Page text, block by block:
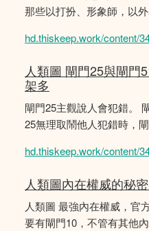
那些以打扮、形象師，以
hd.thiskeep.work/content/
人類圖 閘門25與閘門
架多
閘門25主觀說人會犯錯。
25無理取鬧他人犯錯時，
hd.thiskeep.work/content/
人類圖內在權威的秘
人類圖 最強內在權威，官
要有閘門10，不管有其他內